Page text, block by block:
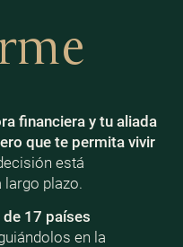
financiera y tu aliada
que te permita vivir
está
plazo.
17 países
en la